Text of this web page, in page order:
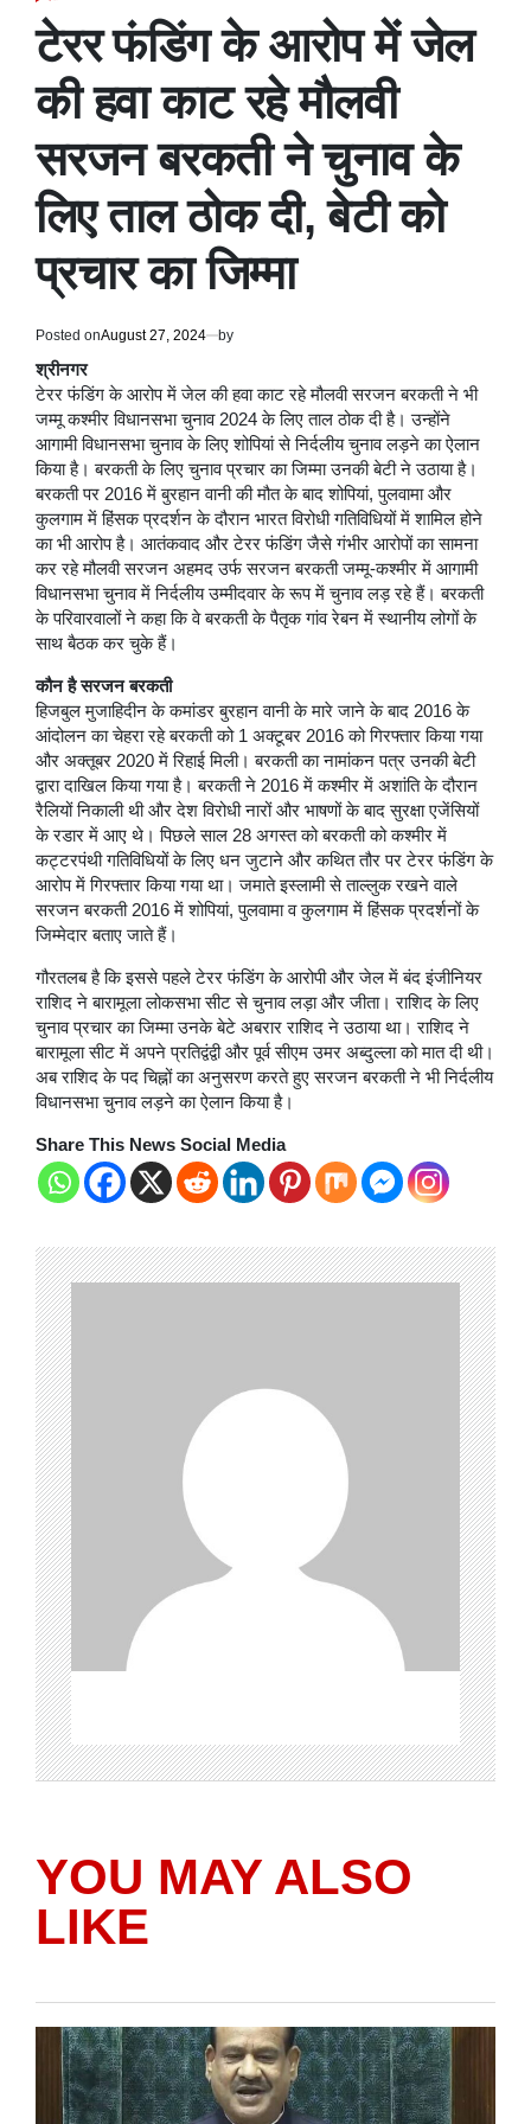
IN
टेरर फंडिंग के आरोप में जेल
की हवा काट रहे मौलवी
सरजन बरकती ने चुनाव के
लिए ताल ठोक दी, बेटी को
प्रचार का जिम्मा
Posted onAugust 27, 2024 by
श्रीनगर
टेरर फंडिंग के आरोप में जेल की हवा काट रहे मौलवी सरजन बरकती ने भी
जम्मू कश्मीर विधानसभा चुनाव 2024 के लिए ताल ठोक दी है। उन्होंने
आगामी विधानसभा चुनाव के लिए शोपियां से निर्दलीय चुनाव लड़ने का ऐलान
किया है। बरकती के लिए चुनाव प्रचार का जिम्मा उनकी बेटी ने उठाया है।
बरकती पर 2016 में बुरहान वानी की मौत के बाद शोपियां, पुलवामा और
कुलगाम में हिंसक प्रदर्शन के दौरान भारत विरोधी गतिविधियों में शामिल होने
का भी आरोप है। आतंकवाद और टेरर फंडिंग जैसे गंभीर आरोपों का सामना
कर रहे मौलवी सरजन अहमद उर्फ ​​सरजन बरकती जम्मू-कश्मीर में आगामी
विधानसभा चुनाव में निर्दलीय उम्मीदवार के रूप में चुनाव लड़ रहे हैं। बरकती
के परिवारवालों ने कहा कि वे बरकती के पैतृक गांव रेबन में स्थानीय लोगों के
साथ बैठक कर चुके हैं।
कौन है सरजन बरकती
हिजबुल मुजाहिदीन के कमांडर बुरहान वानी के मारे जाने के बाद 2016 के
आंदोलन का चेहरा रहे बरकती को 1 अक्टूबर 2016 को गिरफ्तार किया गया
और अक्तूबर 2020 में रिहाई मिली। बरकती का नामांकन पत्र उनकी बेटी
द्वारा दाखिल किया गया है। बरकती ने 2016 में कश्मीर में अशांति के दौरान
रैलियों निकाली थी और देश विरोधी नारों और भाषणों के बाद सुरक्षा एजेंसियों
के रडार में आए थे। पिछले साल 28 अगस्त को बरकती को कश्मीर में
कट्टरपंथी गतिविधियों के लिए धन जुटाने और कथित तौर पर टेरर फंडिंग के
आरोप में गिरफ्तार किया गया था। जमाते इस्लामी से ताल्लुक रखने वाले
सरजन बरकती 2016 में शोपियां, पुलवामा व कुलगाम में हिंसक प्रदर्शनों के
जिम्मेदार बताए जाते हैं।
गौरतलब है कि इससे पहले टेरर फंडिंग के आरोपी और जेल में बंद इंजीनियर
राशिद ने बारामूला लोकसभा सीट से चुनाव लड़ा और जीता। राशिद के लिए
चुनाव प्रचार का जिम्मा उनके बेटे अबरार राशिद ने उठाया था। राशिद ने
बारामूला सीट में अपने प्रतिद्वंद्वी और पूर्व सीएम उमर अब्दुल्ला को मात दी थी।
अब राशिद के पद चिह्नों का अनुसरण करते हुए सरजन बरकती ने भी निर्दलीय
विधानसभा चुनाव लड़ने का ऐलान किया है।
Share This News Social Media
YOU MAY ALSO
LIKE